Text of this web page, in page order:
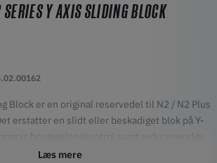
Y AXIS SLIDING BLOCK
Block er en original reservedel til N2 / N2 Plus
erstatter en slidt eller beskadiget blok på Y-
præcis bevægelseskontrol samt reducerer slør.
Læs mere